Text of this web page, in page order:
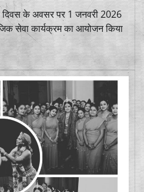
के अवसर पर 1 जनवरी 2026
सेवा कार्यक्रम का आयोजन किया